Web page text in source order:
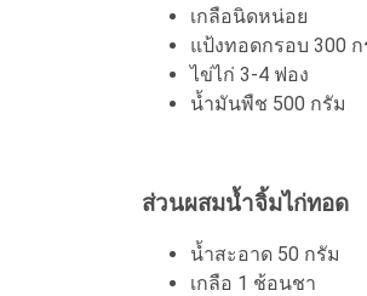
เกลือนิดหน่อย
แป้งทอดกรอบ 300 ก
ไข่ไก่ 3-4 ฟอง
น้ำมันพืช 500 กรัม
ส่วนผสมน้ำจิ้มไก่ทอด
น้ำสะอาด 50 กรัม
เกลือ 1 ช้อนชา